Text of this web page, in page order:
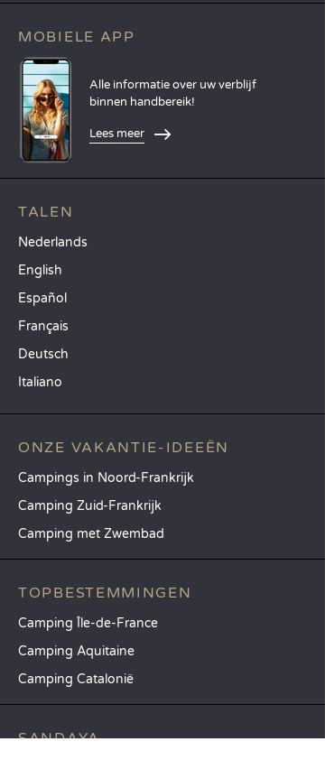
MOBIELE APP
Alle informatie over uw verblijf
binnen handbereik!
Lees meer
TALEN
Nederlands
English
Español
Français
Deutsch
Italiano
ONZE VAKANTIE-IDEEËN
Campings in Noord-Frankrijk
Camping Zuid-Frankrijk
Camping met Zwembad
TOPBESTEMMINGEN
Camping Île-de-France
Camping Aquitaine
Camping Catalonië
SANDAYA